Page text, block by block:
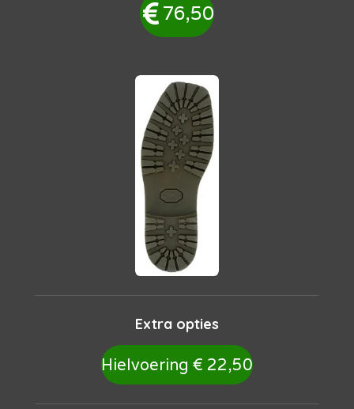
76,50
Extra opties
Hielvoering € 22,50